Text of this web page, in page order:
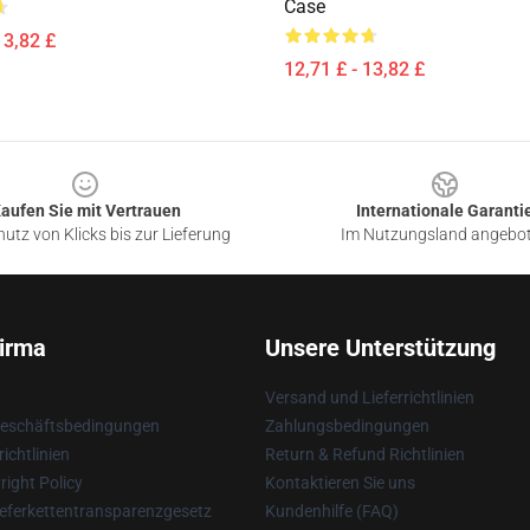
£
Case
12,71 £ - 13,82 £
Sie mit Vertrauen
von Klicks bis zur Lieferung
Internationale
Im Nutzungsland
Policy
Unsere Unterstützung
Versand und Lieferrichtlinien
Zahlungsbedingungen
Return & Refund Richtlinien
Kontaktieren Sie uns
Kundenhilfe (FAQ)